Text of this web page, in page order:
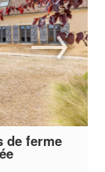
de ferme